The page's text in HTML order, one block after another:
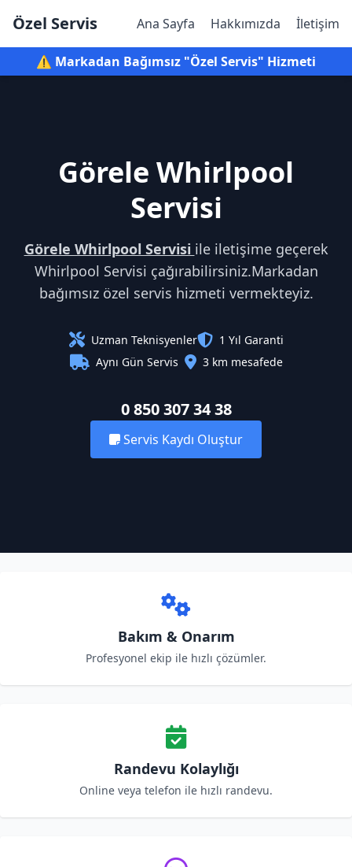
Özel Servis Ana Sayfa Hakkımızda İletişim
⚠️ Markadan Bağımsız "Özel Servis" Hizmeti
Görele Whirlpool
Servisi
Görele Whirlpool Servisi ile iletişime geçerek
Whirlpool Servisi çağırabilirsiniz.Markadan
bağımsız özel servis hizmeti vermekteyiz.
Uzman Teknisyenler
1 Yıl Garanti
Aynı Gün Servis
3 km mesafede
0 850 307 34 38
Servis Kaydı Oluştur
Bakım & Onarım
Profesyonel ekip ile hızlı çözümler.
Randevu Kolaylığı
Online veya telefon ile hızlı randevu.